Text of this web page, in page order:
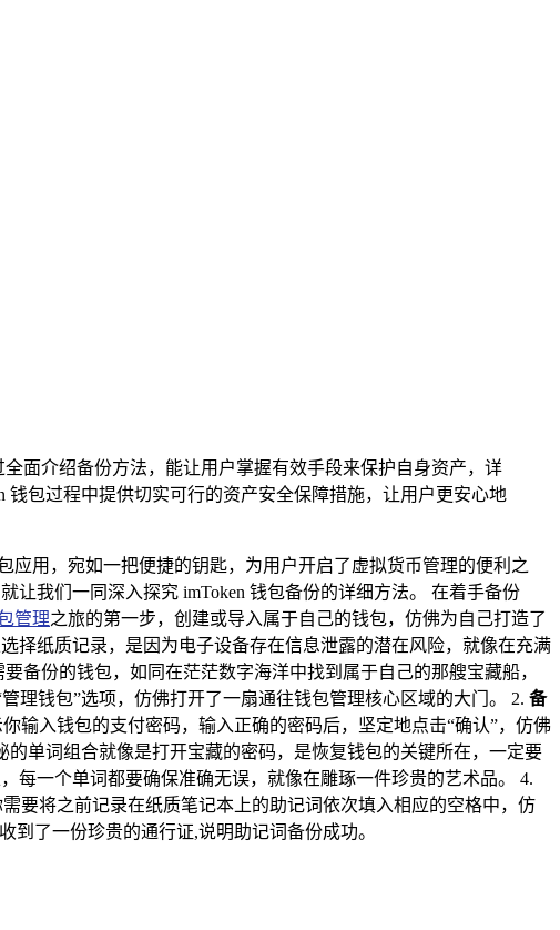
面介绍备份方法，能让用户掌握有效手段来保护自身资产，详
包过程中提供切实可行的资产安全保障措施，让用户更安心地
用，宛如一把便捷的钥匙，为用户开启了虚拟货币管理的便利之
我们一同深入探究 imToken 钱包备份的详细方法。 在着手备份
管理之旅的第一步，创建或导入属于自己的钱包，仿佛为自己打造了
择纸质记录，是因为电子设备存在信息泄露的潜在风险，就像在充满
备份的钱包，如同在茫茫数字海洋中找到属于自己的那艘宝藏船，
理钱包”选项，仿佛打开了一扇通往钱包管理核心区域的大门。 2. 备
输入钱包的支付密码，输入正确的密码后，坚定地点击“确认”，仿佛
单词组合就像是打开宝藏的密码，是恢复钱包的关键所在，一定要
每一个单词都要确保准确无误，就像在雕琢一件珍贵的艺术品。 4.
要将之前记录在纸质笔记本上的助记词依次填入相应的空格中，仿
了一份珍贵的通行证,说明助记词备份成功。